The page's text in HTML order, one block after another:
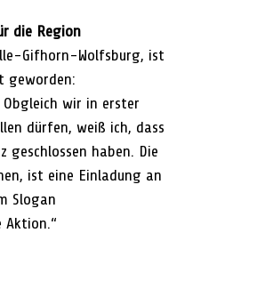
die Region
Gifhorn-Wolfsburg, ist
geworden:
Obgleich wir in erster
dürfen, weiß ich, dass
geschlossen haben. Die
ist eine Einladung an
Slogan
Aktion.“